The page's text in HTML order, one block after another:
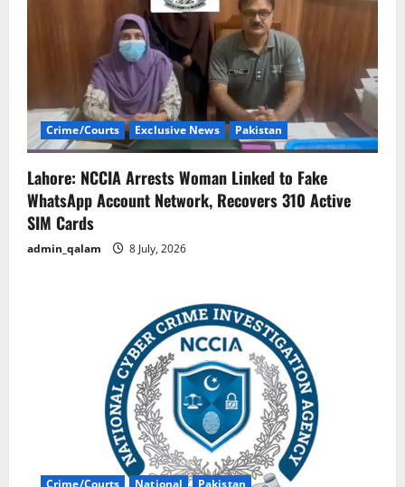
Crime/Courts Exclusive News Pakistan
Lahore: NCCIA Arrests Woman Linked to Fake
WhatsApp Account Network, Recovers 310 Active
SIM Cards
admin_qalam 8 July, 2026
Crime/Courts National Pakistan